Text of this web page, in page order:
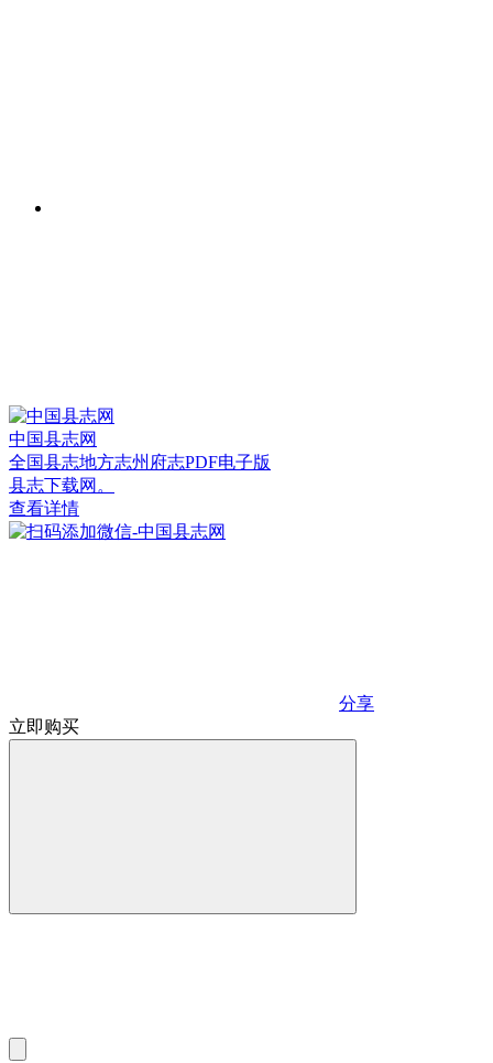
中国县志网
全国县志地方志州府志PDF电子版
县志下载网。
查看详情
分享
立即购买